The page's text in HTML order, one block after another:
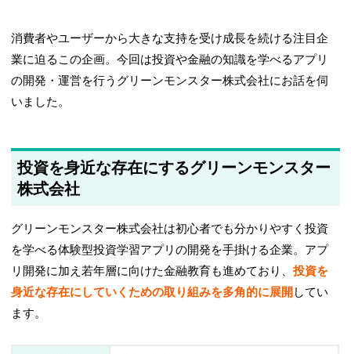
消費者やユーザーから大きな支持を受け成長を続ける注目企
業に迫るこの企画。今回は投資や金融の知識を学べるアプリ
の開発・運営を行うグリーンモンスター株式会社にお話を伺
いました。
投資を身近な存在にするグリーンモンスター
株式会社
グリーンモンスター株式会社は初心者でも分かりやすく投資
を学べる体験型投資学習アプリの開発を手掛ける企業。アプ
リ開発に加え若年層に向けた金融教育も進めており、投資を
身近な存在にしていくための取り組みを多角的に展開 してい
ます。